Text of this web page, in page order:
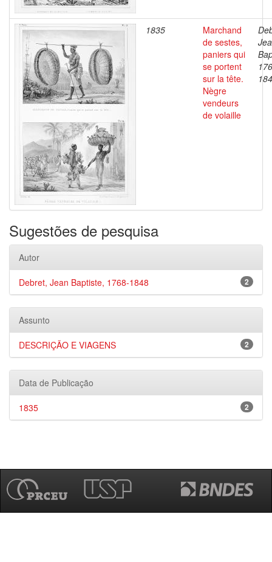
1835
Marchand
de sestes,
paniers qui
se portent
sur la tête.
Nègre
vendeurs
de volaille
Sugestões de pesquisa
Autor
2
Debret, Jean Baptiste, 1768-1848
Assunto
2
DESCRIÇÃO E VIAGENS
Data de Publicação
2
1835